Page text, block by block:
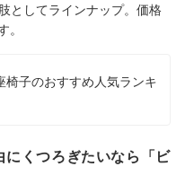
としてラインナップ。価格
椅子のおすすめ人気ランキ
にくつろぎたいなら「ビ